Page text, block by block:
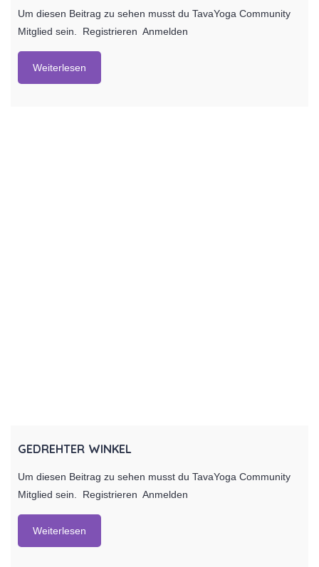
Um diesen Beitrag zu sehen musst du TavaYoga Community
Mitglied sein. Registrieren Anmelden
Weiterlesen
GEDREHTER WINKEL
Um diesen Beitrag zu sehen musst du TavaYoga Community
Mitglied sein. Registrieren Anmelden
Weiterlesen